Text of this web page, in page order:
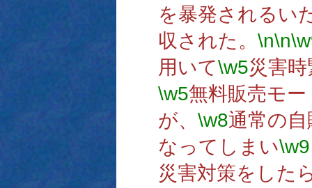
を暴発されるい
収された。 \n\n
用いて\w5災害
\w5無料販売モ
が、 \w8通常の
なってしまい\w9
災害対策をした